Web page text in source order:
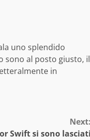
uno splendido
sono al posto giusto, il
in
Swift si sono